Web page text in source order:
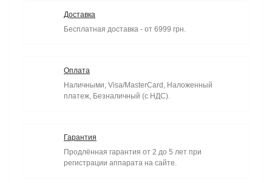
Доставка
Бесплатная доставка - от 6999 грн.
Оплата
Наличными, Visa/MasterCard, Наложенный
платеж, Безналичный (с НДС).
Гарантия
Продлённая гарантия от 2 до 5 лет при
регистрации аппарата на сайте.